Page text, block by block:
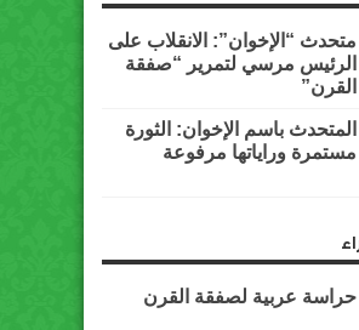
متحدث “الإخوان”: الانقلاب على
الرئيس مرسي لتمرير “صفقة
القرن”
المتحدث باسم الإخوان: الثورة
مستمرة وراياتها مرفوعة
حراسة عربية لصفقة القرن